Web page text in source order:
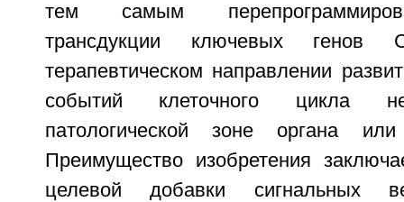
тем самым
трансдукции ключевых
терапевтическом направлении
событий клеточного цикла
патологической зоне органа
Преимущество изобретения
целевой добавки сигнальных